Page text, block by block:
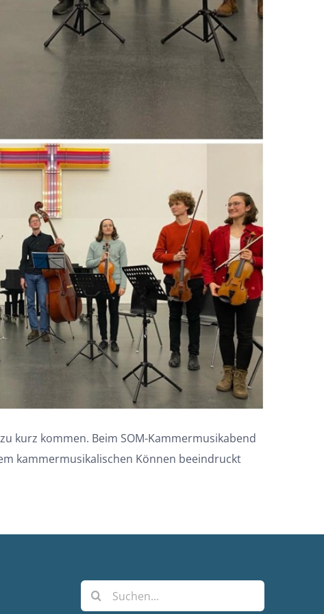
kurz kommen. Beim SOM-Kammermusikabend
kammermusikalischen Können beeindruckt
Suche
nach: